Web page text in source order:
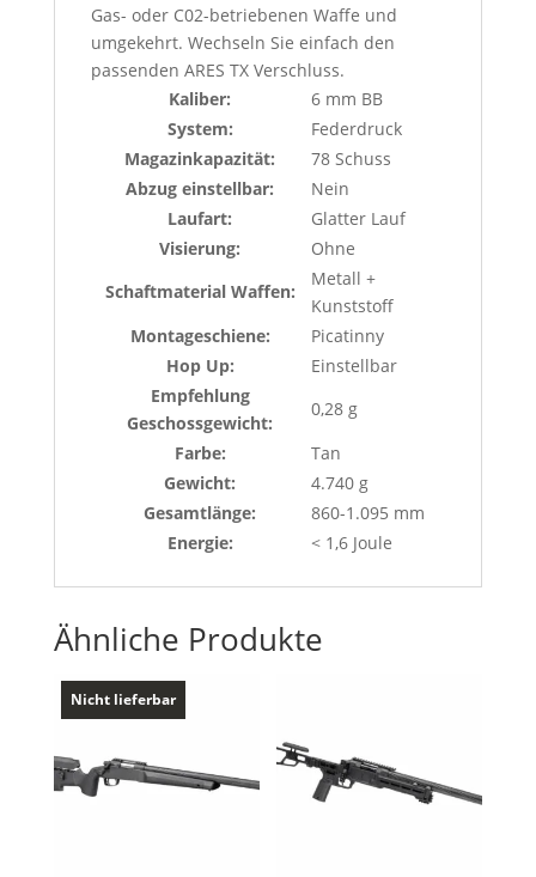
Gas- oder C02-betriebenen Waffe und
umgekehrt. Wechseln Sie einfach den
passenden ARES TX Verschluss.
Kaliber:
6 mm BB
System:
Federdruck
Magazinkapazität:
78 Schuss
Abzug einstellbar:
Nein
Laufart:
Glatter Lauf
Visierung:
Ohne
Schaftmaterial Waffen:
Metall +
Kunststoff
Montageschiene:
Picatinny
Hop Up:
Einstellbar
Empfehlung
Geschossgewicht:
0,28 g
Farbe:
Tan
Gewicht:
4.740 g
Gesamtlänge:
860-1.095 mm
Energie:
< 1,6 Joule
Ähnliche Produkte
Nicht lieferbar